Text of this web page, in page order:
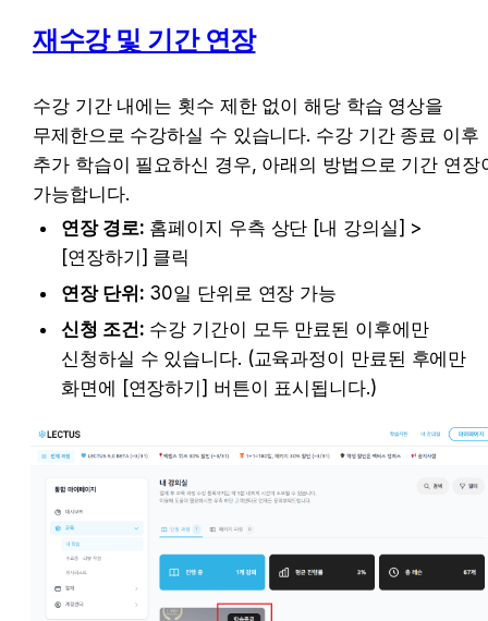
재수강 및 기간 연장
수강 기간 내에는 횟수 제한 없이 해당 학습 영상을
무제한으로 수강하실 수 있습니다. 수강 기간 종료 이후
추가 학습이 필요하신 경우, 아래의 방법으로 기간 연장
가능합니다.
연장 경로: 홈페이지 우측 상단 [내 강의실] >
[연장하기] 클릭
연장 단위: 30일 단위로 연장 가능
신청 조건: 수강 기간이 모두 만료된 이후에만
신청하실 수 있습니다. (교육과정이 만료된 후에만
화면에 [연장하기] 버튼이 표시됩니다.)